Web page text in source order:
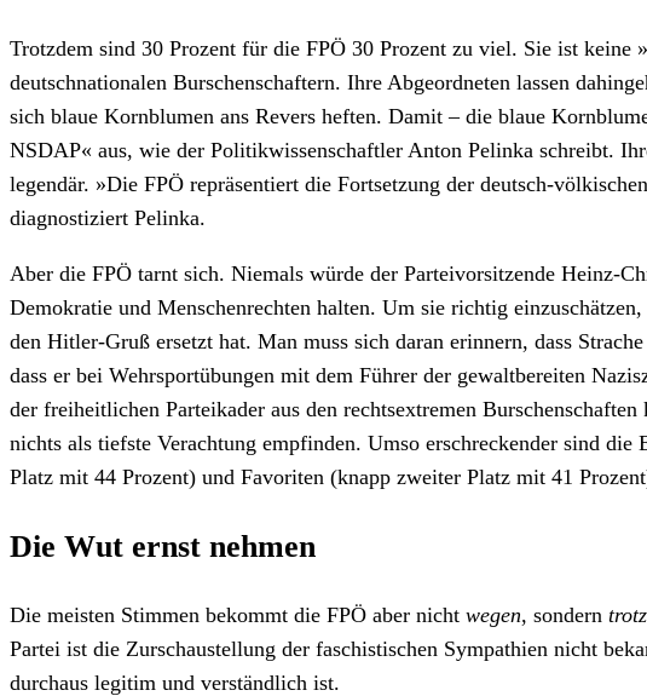
Trotzdem sind 30 Prozent für die FPÖ 30 Prozent zu viel. Sie ist
deutschnationalen Burschenschaftern. Ihre Abgeordneten lassen
sich blaue Kornblumen ans Revers heften. Damit – die blaue
NSDAP« aus, wie der Politikwissenschaftler Anton Pelinka schreibt.
legendär. »Die FPÖ repräsentiert die Fortsetzung der deutsch-
diagnostiziert Pelinka.
Aber die FPÖ tarnt sich. Niemals würde der Parteivorsitzende Heinz-
Demokratie und Menschenrechten halten. Um sie richtig
den Hitler-Gruß ersetzt hat. Man muss sich daran erinnern, dass
dass er bei Wehrsportübungen mit dem Führer der gewaltbereiten
der freiheitlichen Parteikader aus den rechtsextremen
nichts als tiefste Verachtung empfinden. Umso erschreckender sind
Platz mit 44 Prozent) und Favoriten (knapp zweiter Platz mit 41
Die Wut ernst nehmen
Die meisten Stimmen bekommt die FPÖ aber nicht wegen, sondern trotz
Partei ist die Zurschaustellung der faschistischen Sympathien nicht
durchaus legitim und verständlich ist.